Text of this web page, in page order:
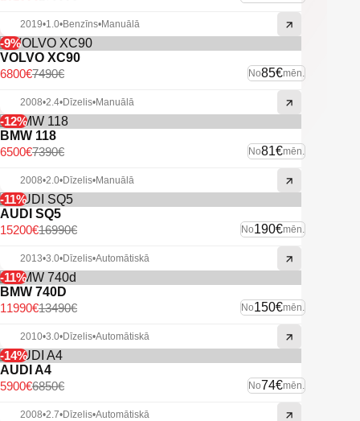
2019•1.0•Benzīns•Manuālā
-9%
VOLVO XC90
No85€mēn.
7490€
6800€
2008•2.4•Dīzelis•Manuālā
-12%
BMW 118
No81€mēn.
7390€
6500€
2008•2.0•Dīzelis•Manuālā
-11%
AUDI SQ5
No190€mēn.
16990€
15200€
2013•3.0•Dīzelis•Automātiskā
-11%
BMW 740D
No150€mēn.
13490€
11990€
2010•3.0•Dīzelis•Automātiskā
-14%
AUDI A4
No74€mēn.
6850€
5900€
2008•2.7•Dīzelis•Automātiskā